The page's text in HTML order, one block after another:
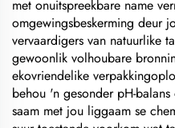
met onuitspreekbare name
omgewingsbeskerming deur
vervaardigers van natuurlike
gewoonlik volhoubare
ekovriendelike
behou 'n gesonder pH-
saam met jou liggaam se